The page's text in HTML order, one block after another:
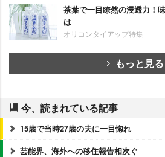
茶葉で一目瞭然の浸透力！
は
オリコンタイアップ特集
もっと見る
今、読まれている記事
15歳で当時27歳の夫に一目惚れ
芸能界、海外への移住報告相次ぐ